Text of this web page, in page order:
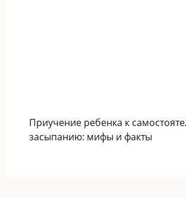
Приучение ребенка к
засыпанию: мифы и факты